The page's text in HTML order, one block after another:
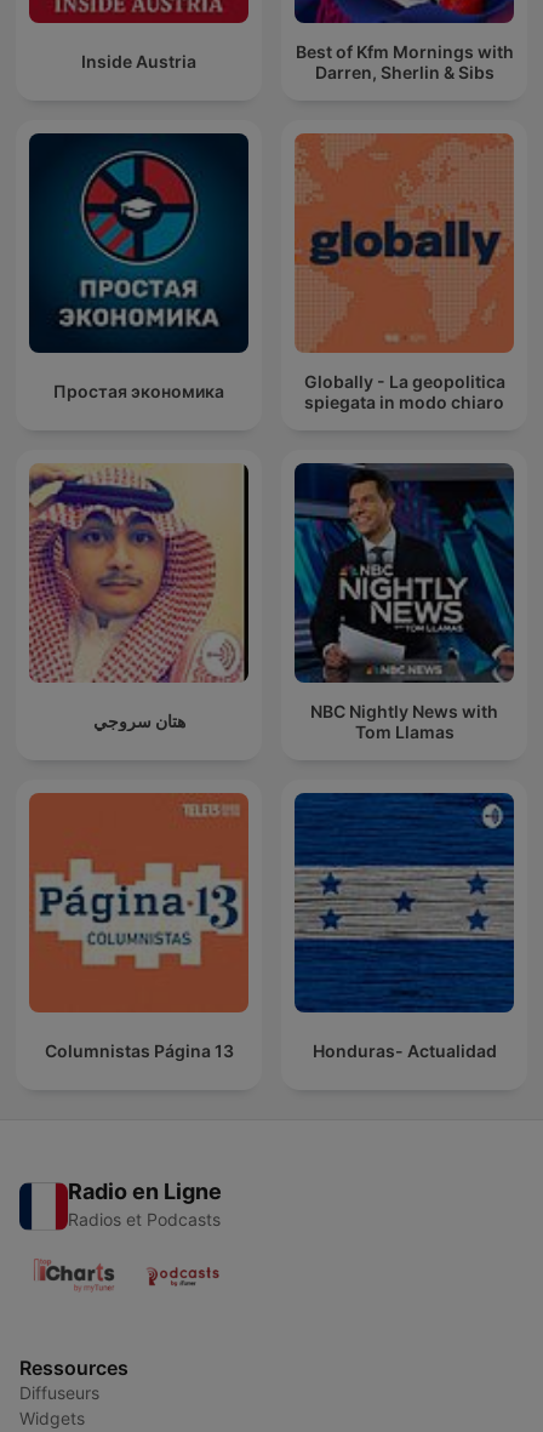
Inside Austria
Best of Kfm Mornings with
Darren, Sherlin & Sibs
Простая экономика
Globally - La geopolitica
spiegata in modo chiaro
هتان سروجي
NBC Nightly News with
Tom Llamas
Columnistas Página 13 Honduras- Actualidad
Radio en Ligne
Radios et Podcasts
Ressources
Diffuseurs
Widgets